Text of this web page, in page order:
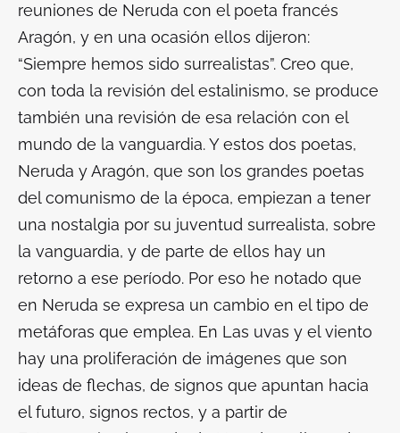
reuniones de Neruda con el poeta francés
Aragón, y en una ocasión ellos dijeron:
“Siempre hemos sido surrealistas”. Creo que,
con toda la revisión del estalinismo, se produce
también una revisión de esa relación con el
mundo de la vanguardia. Y estos dos poetas,
Neruda y Aragón, que son los grandes poetas
del comunismo de la época, empiezan a tener
una nostalgia por su juventud surrealista, sobre
la vanguardia, y de parte de ellos hay un
retorno a ese período. Por eso he notado que
en Neruda se expresa un cambio en el tipo de
metáforas que emplea. En Las uvas y el viento
hay una proliferación de imágenes que son
ideas de flechas, de signos que apuntan hacia
el futuro, signos rectos, y a partir de